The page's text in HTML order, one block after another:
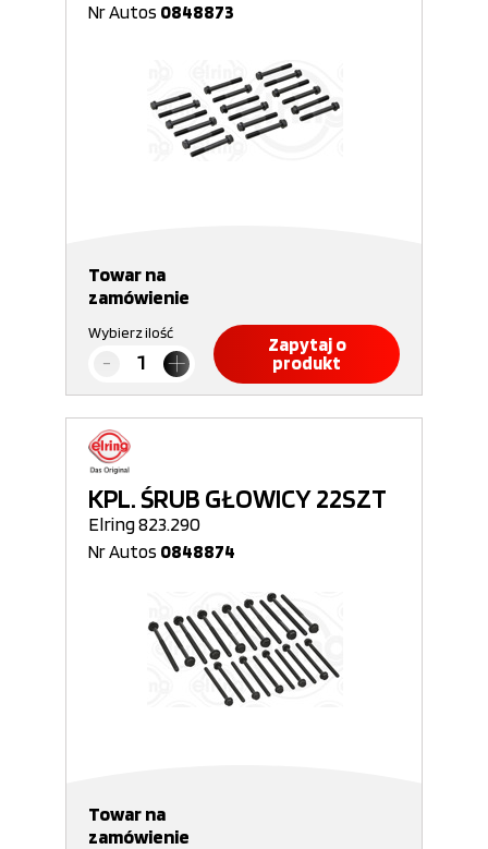
Nr Autos 0848873
Towar na
zamówienie
Wybierz ilość
Zapytaj o
produkt
KPL. ŚRUB GŁOWICY 22SZT
Elring 823.290
Nr Autos 0848874
Towar na
zamówienie